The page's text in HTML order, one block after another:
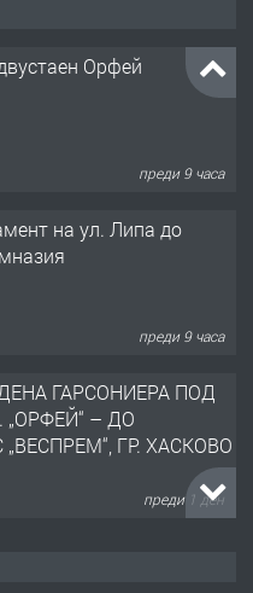
Орфей
преди 9 часа
на ул. Липа до
преди 9 часа
ГАРСОНИЕРА ПОД
– ДО
ГР. ХАСКОВО
преди 1 ден